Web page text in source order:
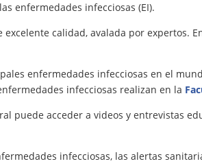
enfermedades infecciosas (EI).
calidad, avalada por expertos.
enfermedades infecciosas en el
infecciosas realizan en la
puede acceder a videos y entrevistas
infecciosas, las alertas